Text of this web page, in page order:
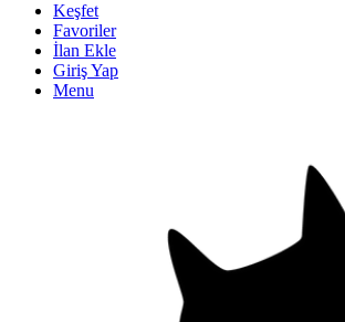
Keşfet
Favoriler
İlan Ekle
Giriş Yap
Menu